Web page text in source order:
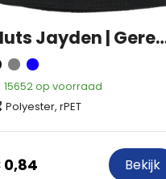
Muts Jayden |
15652op voorraad
Polyester, rPET
0,84 Bekijk